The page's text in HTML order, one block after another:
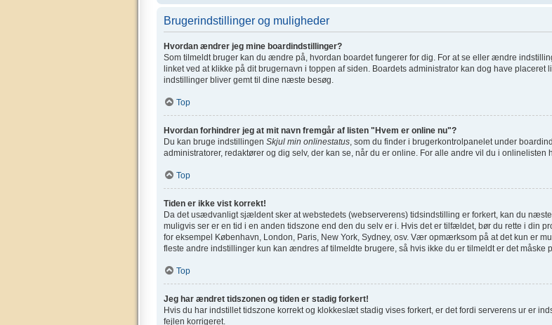
Brugerindstillinger og muligheder
Hvordan ændrer jeg mine boardindstillinger?
Som tilmeldt bruger kan du ændre på, hvordan boardet fungerer for dig. For at se eller ændre
linket ved at klikke på dit brugernavn i toppen af siden. Boardets administrator kan dog have placeret
indstillinger bliver gemt til dine næste besøg.
Top
Hvordan forhindrer jeg at mit navn fremgår af listen "Hvem er online nu"?
Du kan bruge indstillingen Skjul min onlinestatus , som du finder i brugerkontrolpanelet under
administratorer, redaktører og dig selv, der kan se, når du er online. For alle andre vil du i onlinelisten
Top
Tiden er ikke vist korrekt!
Da det usædvanligt sjældent sker at webstedets (webserverens) tidsindstilling er forkert, kan du
muligvis ser er en tid i en anden tidszone end den du selv er i. Hvis det er tilfældet, bør du rette i din
for eksempel København, London, Paris, New York, Sydney, osv. Vær opmærksom på at det kun er
fleste andre indstillinger kun kan ændres af tilmeldte brugere, så hvis ikke du er tilmeldt er det måske
Top
Jeg har ændret tidszonen og tiden er stadig forkert!
Hvis du har indstillet tidszone korrekt og klokkeslæt stadig vises forkert, er det fordi serverens ur er
fejlen korrigeret.